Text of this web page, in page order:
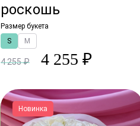
роскошь
Размер букета
S
M
4 255 ₽ 4 255 ₽
Новинка